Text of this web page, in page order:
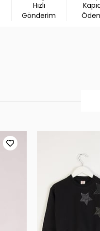
Hızlı
Gönderim